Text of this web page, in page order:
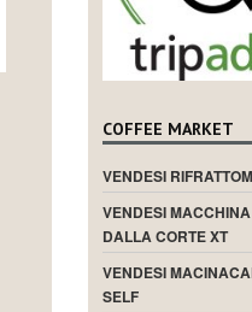
COFFEE MARKET
VENDESI
VENDESI
DALLA CORTE XT
VENDESI
SELF